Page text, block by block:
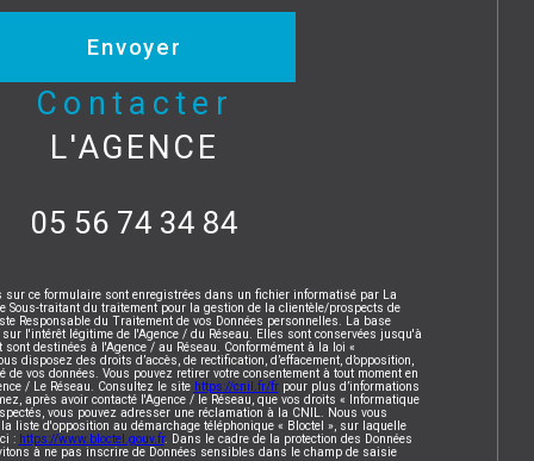
Envoyer
contacter
L'AGENCE
05 56 74 34 84
sur ce formulaire sont enregistrées dans un fichier informatisé par La
Sous-traitant du traitement pour la gestion de la clientèle/prospects de
Responsable du Traitement de vos Données personnelles. La base
l'intérêt légitime de l'Agence / du Réseau. Elles sont conservées jusqu'à
destinées à l'Agence / au Réseau. Conformément à la loi «
disposez des droits d’accès, de rectification, d’effacement, d’opposition,
vos données. Vous pouvez retirer votre consentement à tout moment en
/ Le Réseau. Consultez le site https://cnil.fr/frpour plus d’informations
après avoir contacté l'Agence / le Réseau, que vos droits « Informatique
vous pouvez adresser une réclamation à la CNIL. Nous vous
la liste d'opposition au démarchage téléphonique « Bloctel », sur laquelle
: https://www.bloctel.gouv.fr. Dans le cadre de la protection des Données
à ne pas inscrire de Données sensibles dans le champ de saisie